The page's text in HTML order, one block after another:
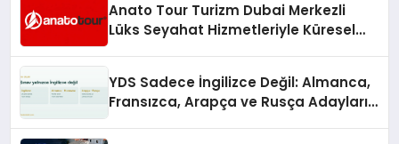
Anato Tour Turizm Dubai Merkezli
Lüks Seyahat Hizmetleriyle Küresel
YDS Sadece İngilizce Değil: Almanca,
Fransızca, Arapça ve Rusça Adayları